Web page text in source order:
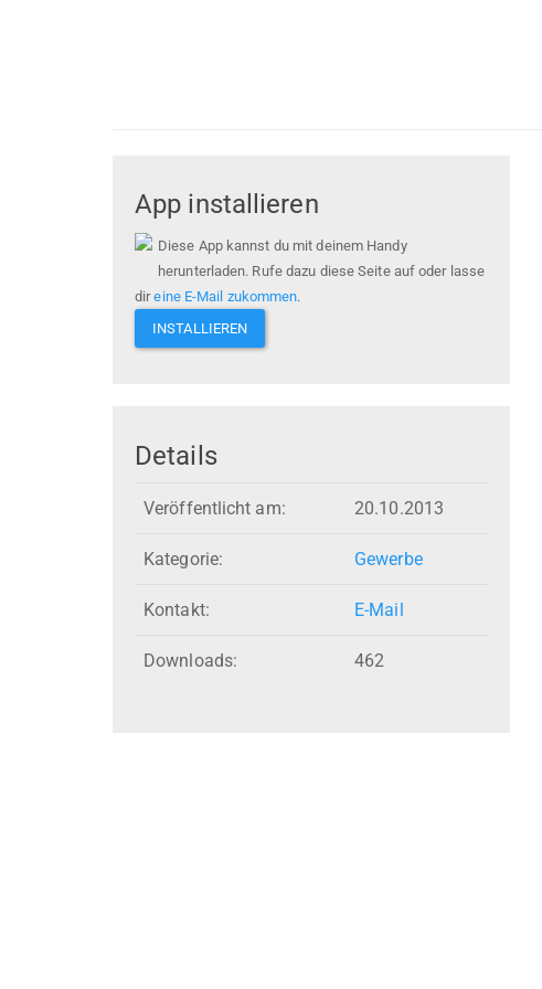
App installieren
Diese App kannst du mit deinem Handy
herunterladen. Rufe dazu diese Seite auf oder lasse
direine E-Mail zukommen.
INSTALLIEREN
Details
Veröffentlicht am: 20.10.2013
Kategorie: Gewerbe
Kontakt: E-Mail
Downloads: 462